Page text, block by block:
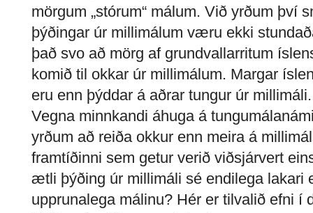
mörgum „stórum“ málum. Við yrðum því
þýðingar úr millimálum væru ekki
það svo að mörg af grundvallarritum
komið til okkar úr millimálum. Margar
eru enn þýddar á aðrar tungur úr millimáli.
Vegna minnkandi áhuga á
yrðum að reiða okkur enn meira á
framtíðinni sem getur verið viðsjárvert
ætli þýðing úr millimáli sé endilega lakari
upprunalega málinu? Hér er tilvalið efni í